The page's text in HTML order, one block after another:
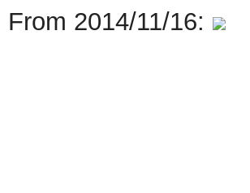
From 2014/11/16: